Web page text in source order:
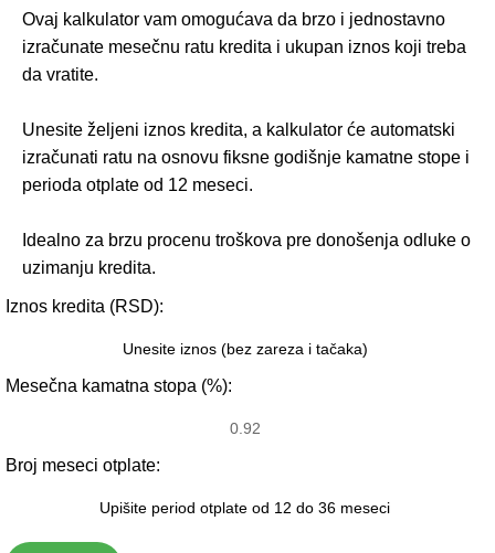
Ovaj kalkulator vam omogućava da brzo i jednostavno
izračunate mesečnu ratu kredita i ukupan iznos koji treba
da vratite.
Unesite željeni iznos kredita, a kalkulator će automatski
izračunati ratu na osnovu fiksne godišnje kamatne stope i
perioda otplate od 12 meseci.
Idealno za brzu procenu troškova pre donošenja odluke o
uzimanju kredita.
Iznos kredita (RSD):
Mesečna kamatna stopa (%):
Broj meseci otplate: